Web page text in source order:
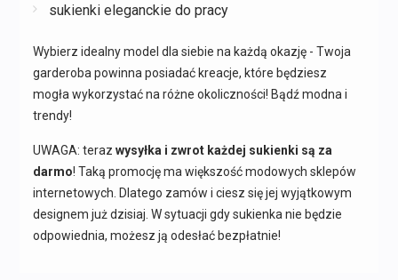
sukienki eleganckie do pracy
Wybierz idealny model dla siebie na każdą okazję - Twoja
garderoba powinna posiadać kreacje, które będziesz
mogła wykorzystać na różne okoliczności! Bądź modna i
trendy!
UWAGA: teraz wysyłka i zwrot każdej sukienki są za
darmo! Taką promocję ma większość modowych sklepów
internetowych. Dlatego zamów i ciesz się jej wyjątkowym
designem już dzisiaj. W sytuacji gdy sukienka nie będzie
odpowiednia, możesz ją odesłać bezpłatnie!